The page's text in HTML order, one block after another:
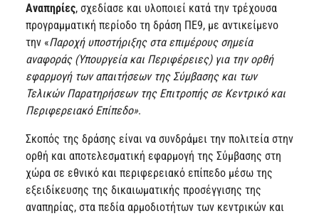
Αναπηρίες, σχεδίασε και υλοποιεί κατά την τρέχουσα
προγραμματική περίοδο τη δράση ΠΕ9, με αντικείμενο
την «Παροχή υποστήριξης στα επιμέρους σημεία
αναφοράς (Υπουργεία και Περιφέρειες) για την ορθή
εφαρμογή των απαιτήσεων της Σύμβασης και των
Τελικών Παρατηρήσεων της Επιτροπής σε Κεντρικό και
Περιφερειακό Επίπεδο».
Σκοπός της δράσης είναι να συνδράμει την πολιτεία στην
ορθή και αποτελεσματική εφαρμογή της Σύμβασης στη
χώρα σε εθνικό και περιφερειακό επίπεδο μέσω της
εξειδίκευσης της δικαιωματικής προσέγγισης της
αναπηρίας, στα πεδία αρμοδιοτήτων των κεντρικών και